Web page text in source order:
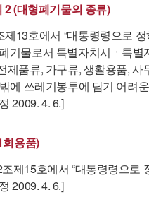
2 (대형폐기물의 종류)
제13호에서 “대통령령으로
기물로서 특별자치시ㆍ특별
제품류, 가구류, 생활용품,
에 쓰레기봉투에 담기 어려
2009. 4. 6.]
회용품)
제15호에서 “대통령령으로
2009. 4. 6.]